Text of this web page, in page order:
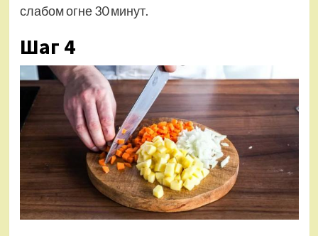
слабом огне 30 минут.
Шаг 4